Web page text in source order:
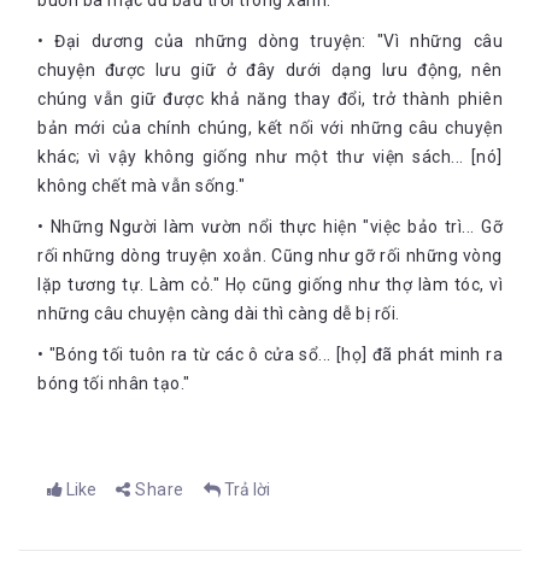
• Đại dương của những dòng truyện: "Vì những câu
chuyện được lưu giữ ở đây dưới dạng lưu động, nên
chúng vẫn giữ được khả năng thay đổi, trở thành phiên
bản mới của chính chúng, kết nối với những câu chuyện
khác; vì vậy không giống như một thư viện sách... [nó]
không chết mà vẫn sống."
• Những Người làm vườn nổi thực hiện "việc bảo trì... Gỡ
rối những dòng truyện xoắn. ​​Cũng như gỡ rối những vòng
lặp tương tự. Làm cỏ." Họ cũng giống như thợ làm tóc, vì
những câu chuyện càng dài thì càng dễ bị rối.
• "Bóng tối tuôn ra từ các ô cửa sổ... [họ] đã phát minh ra
bóng tối nhân tạo."
Like Share Trả lời